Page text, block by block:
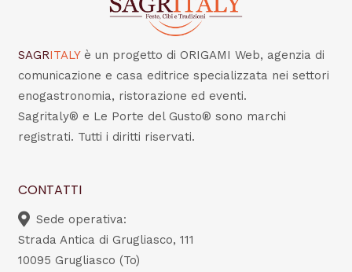
SAGRITALY è un progetto di ORIGAMI Web, agenzia di
comunicazione e casa editrice specializzata nei settori
enogastronomia, ristorazione ed eventi.
Sagritaly® e Le Porte del Gusto® sono marchi
registrati. Tutti i diritti riservati.
CONTATTI
Sede operativa:
Strada Antica di Grugliasco, 111
10095 Grugliasco (To)